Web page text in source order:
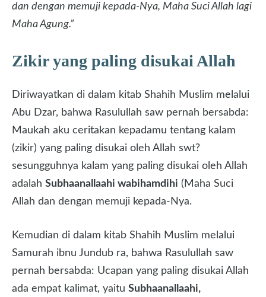
dan dengan memuji kepada-Nya, Maha Suci Allah lagi
Maha Agung.”
Zikir yang paling disukai Allah
Diriwayatkan di dalam kitab Shahih Muslim melalui
Abu Dzar, bahwa Rasulullah saw pernah bersabda:
Maukah aku ceritakan kepadamu tentang kalam
(zikir) yang paling disukai oleh Allah swt?
sesungguhnya kalam yang paling disukai oleh Allah
adalah Subhaanallaahi wabihamdihi (Maha Suci
Allah dan dengan memuji kepada-Nya.
Kemudian di dalam kitab Shahih Muslim melalui
Samurah ibnu Jundub ra, bahwa Rasulullah saw
pernah bersabda: Ucapan yang paling disukai Allah
ada empat kalimat, yaitu Subhaanallaahi,